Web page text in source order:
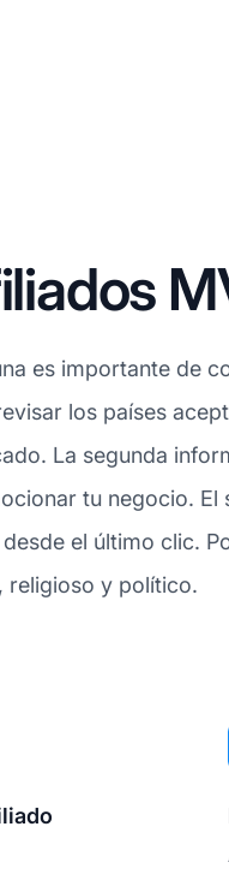
es importante de
los países
La segunda
tu negocio.
el último clic.
religioso y político.